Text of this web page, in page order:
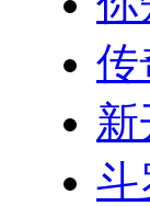
传
斗